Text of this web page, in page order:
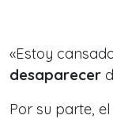
«Estoy
desaparecer
Por su parte,